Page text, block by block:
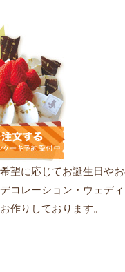
望に応じてお誕生日やお
コレーション・ウェデ
作りしております。